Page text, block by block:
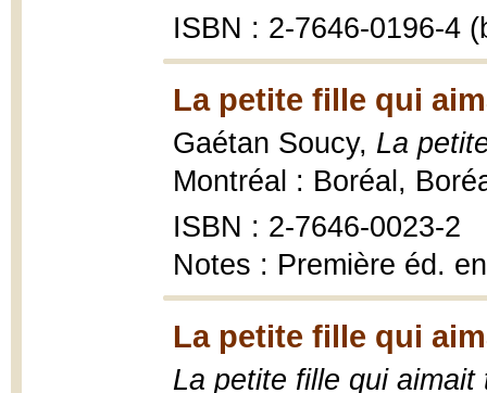
ISBN : 2-7646-0196-4
La petite fille qui
Gaétan Soucy, La
Montréal : Boréal,
ISBN : 2-7646-0023-2
Notes : Première éd.
La petite fille qui
La petite fille qui